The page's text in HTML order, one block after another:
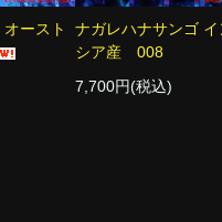
ースト
ナガレハナサンゴ
シア産 008
7,700円(税込)